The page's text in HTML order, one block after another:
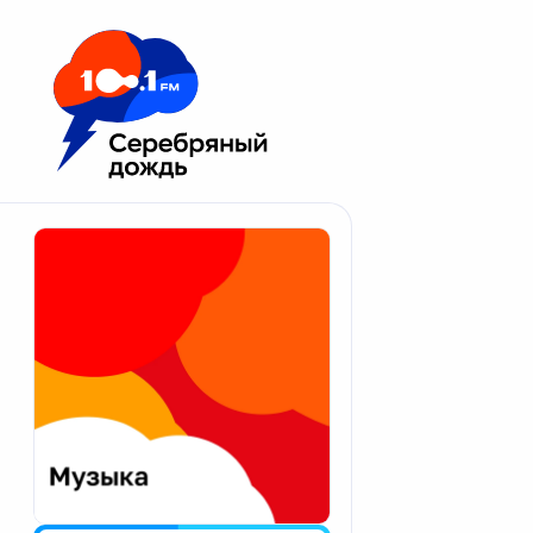
Москва 100.1 FM
Апатиты
Екатеринбург
Калининград
Калуга